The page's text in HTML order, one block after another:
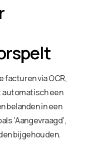
facturen via OCR,
automatisch een
belanden in een
‘Aangevraagd’,
bijgehouden.